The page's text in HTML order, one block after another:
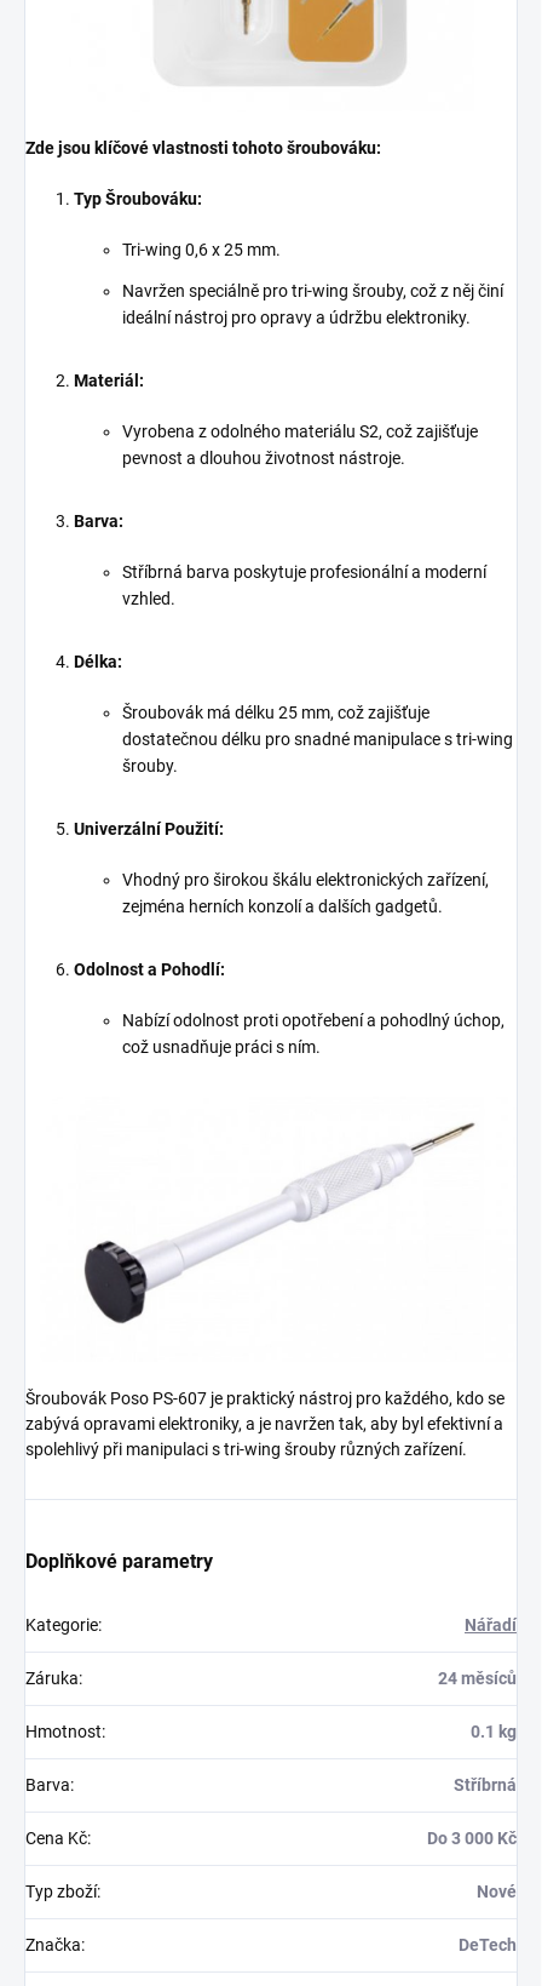
Zde jsou klíčové vlastnosti tohoto šroubováku:
Typ Šroubováku:
Tri-wing 0,6 x 25 mm.
Navržen speciálně pro tri-wing šrouby, což z něj činí
ideální nástroj pro opravy a údržbu elektroniky.
Materiál:
Vyrobena z odolného materiálu S2, což zajišťuje
pevnost a dlouhou životnost nástroje.
Barva:
Stříbrná barva poskytuje profesionální a moderní
vzhled.
Délka:
Šroubovák má délku 25 mm, což zajišťuje
dostatečnou délku pro snadné manipulace s tri-wing
šrouby.
Univerzální Použití:
Vhodný pro širokou škálu elektronických zařízení,
zejména herních konzolí a dalších gadgetů.
Odolnost a Pohodlí:
Nabízí odolnost proti opotřebení a pohodlný úchop,
což usnadňuje práci s ním.
Šroubovák Poso PS-607 je praktický nástroj pro každého, kdo se
zabývá opravami elektroniky, a je navržen tak, aby byl efektivní a
spolehlivý při manipulaci s tri-wing šrouby různých zařízení.
Doplňkové parametry
Kategorie: Nářadí
Záruka: 24 měsíců
Hmotnost: 0.1 kg
Barva: Stříbrná
Cena Kč: Do 3 000 Kč
Typ zboží: Nové
Značka: DeTech